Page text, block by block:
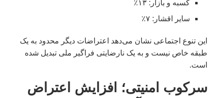
کسبه و بازار: ۱۳٪
سایر اقشار: ۷٪
این تنوع اجتماعی نشان می‌دهد اعتراضات دیگر محدود به یک
طبقه خاص نیست و به یک نارضایتی فراگیر ملی تبدیل شده
است.
سرکوب امنیتی؛ افزایش اعتراض